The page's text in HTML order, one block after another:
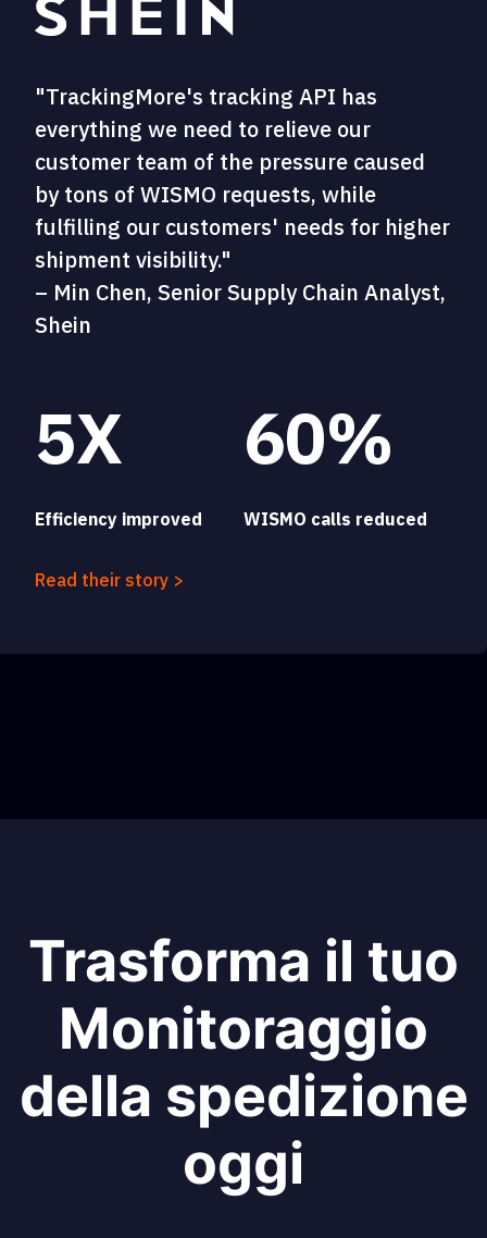
"TrackingMore's tracking API has
everything we need to relieve our
customer team of the pressure caused
by tons of WISMO requests, while
fulfilling our customers' needs for higher
shipment visibility."
– Min Chen, Senior Supply Chain Analyst,
Shein
5X
Efficiency improved
60%
WISMO calls reduced
Read their story >
Trasforma il tuo
Monitoraggio
della spedizione
oggi